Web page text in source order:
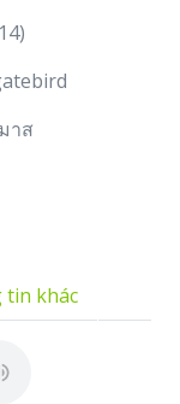
าส
tin khác